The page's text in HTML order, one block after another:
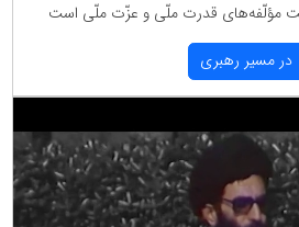
مؤلّفه‌های قدرت ملّی و عزّت ملّی است
در مسیر رهبری